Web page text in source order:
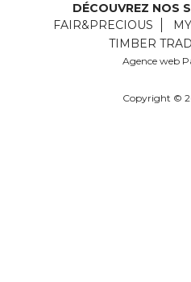
DÉCOUVREZ NOS
FAIR&PRECIOUS
TIMBER
Agence web
Copyright ©